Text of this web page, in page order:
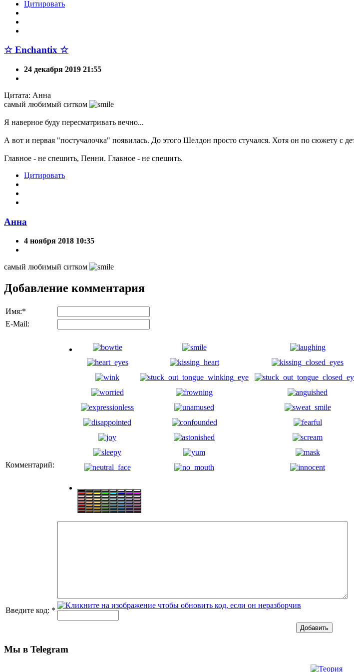
Цитировать
☆ Enchantix ☆
24 декабря 2019 21:55
Цитата: Анна
самый любимый ситком
Я наверное буду пересматривать вечно...
А вот и первая "постучалочка" появилась. До этого Шелдон просто стучался. Хотя он по сюжету с
Главное - не спешить, Пенни. Главное - не спешить.
Цитировать
Анна
4 ноября 2018 10:35
самый любимый ситком
Добавление комментария
Имя:*
E-Mail:
Комментарий:
Введите код: *
Мы в Telegram